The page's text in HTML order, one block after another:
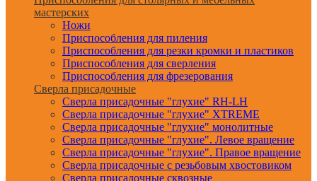
мастерских
Ножи
Приспособления для пиления
Приспособления для резки кромки и пластиков
Приспособления для сверления
Приспособления для фрезерования
Сверла присадочные
Сверла присадочные "глухие" RH-LH
Сверла присадочные "глухие" XTREME
Сверла присадочные "глухие" монолитные
Сверла присадочные "глухие". Левое вращение
Сверла присадочные "глухие". Правое вращение
Сверла присадочные с резьбовым хвостовиком
Сверла присадочные сквозные